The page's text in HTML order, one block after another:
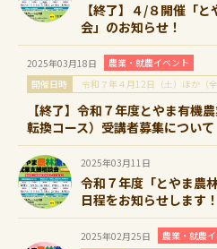
【終了】４/８開催「
会」のお知らせ！
2025年03月18日
農業・就農イベント
開催日時
令和７年４月12日（土）ほか（全
【終了】令和７年度とやま有機
転換コース）受講者募集について
2025年03月11日
令和７年度「とやま農
日程をお知らせします！
2025年02月25日
農業・就農